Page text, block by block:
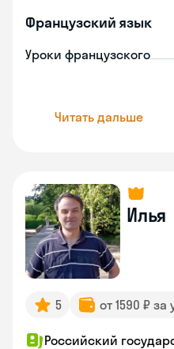
Французский язык
Уроки французского
Читать дальше
Илья
5 от 1590 ₽ за
Российский